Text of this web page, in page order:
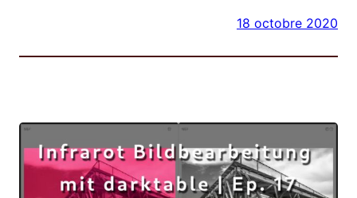
18 octobre 2020